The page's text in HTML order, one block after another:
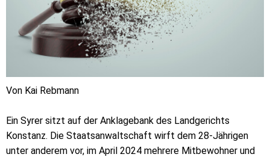
Von Kai Rebmann
Ein Syrer sitzt auf der Anklagebank des Landgerichts
Konstanz. Die Staatsanwaltschaft wirft dem 28-Jährigen
unter anderem vor, im April 2024 mehrere Mitbewohner und